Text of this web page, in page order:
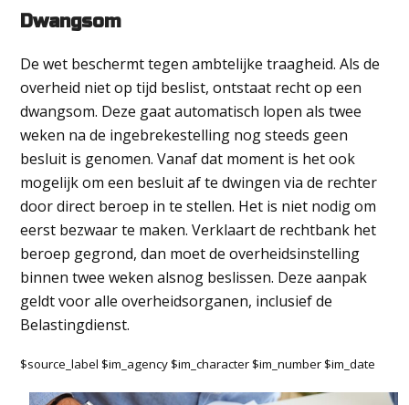
Dwangsom
De wet beschermt tegen ambtelijke traagheid. Als de
overheid niet op tijd beslist, ontstaat recht op een
dwangsom. Deze gaat automatisch lopen als twee
weken na de ingebrekestelling nog steeds geen
besluit is genomen. Vanaf dat moment is het ook
mogelijk om een besluit af te dwingen via de rechter
door direct beroep in te stellen. Het is niet nodig om
eerst bezwaar te maken. Verklaart de rechtbank het
beroep gegrond, dan moet de overheidsinstelling
binnen twee weken alsnog beslissen. Deze aanpak
geldt voor alle overheidsorganen, inclusief de
Belastingdienst.
$source_label $im_agency $im_character $im_number $im_date